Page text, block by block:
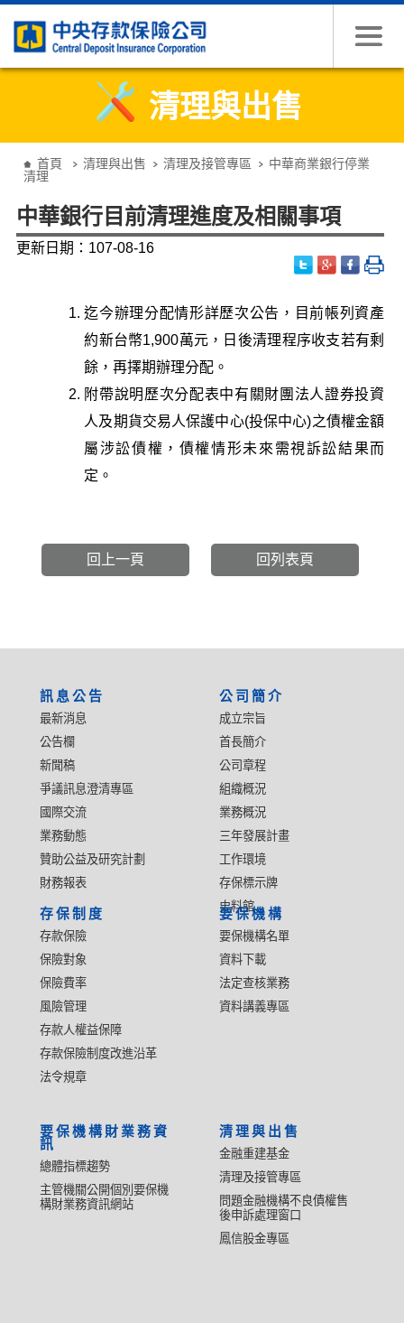
清理與出售
首頁 清理與出售 清理及接管專區
中華商業銀行停業
清理
中華銀行目前清理進度及相關事項
更新日期：107-08-16
迄今辦理分配情形詳歷次公告，目前帳列資產
約新台幣1,900萬元，日後清理程序收支若有剩
餘，再擇期辦理分配。
附帶說明歷次分配表中有關財團法人證券投資
人及期貨交易人保護中心(投保中心)之債權金額
屬涉訟債權，債權情形未來需視訴訟結果而
定。
回上一頁 回列表頁
訊息公告
最新消息
公告欄
新聞稿
爭議訊息澄清專區
國際交流
業務動態
贊助公益及研究計劃
財務報表
公司簡介
成立宗旨
首長簡介
公司章程
組織概況
業務概況
三年發展計畫
工作環境
存保標示牌
史料館
存保制度
存款保險
保險對象
保險費率
風險管理
存款人權益保障
存款保險制度改進沿革
法令規章
要保機構
要保機構名單
資料下載
法定查核業務
資料講義專區
要保機構財業務資
訊
總體指標趨勢
主管機關公開個別要保機
構財業務資訊網站
清理與出售
金融重建基金
清理及接管專區
問題金融機構不良債權售
後申訴處理窗口
鳳信股金專區